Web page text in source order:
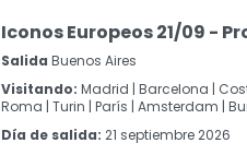
Iconos Europeos 21/09 -
Salida Buenos Aires
Visitando: Madrid | Barcelona |
Roma | Turin | París | Amsterdam |
Día de salida: 21 septiembre 2026